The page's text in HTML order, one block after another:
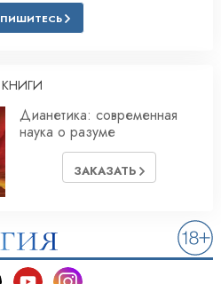
КНИГИ
Дианетика: современная
наука о разуме
ЗАКАЗАТЬ